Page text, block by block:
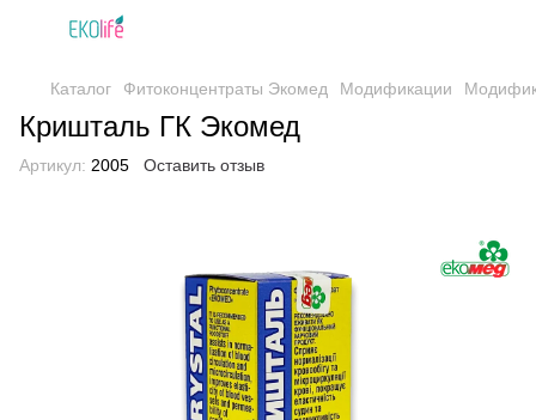
Каталог Фитоконцентраты Экомед Модификации
Кришталь ГК Экомед
Артикул: 2005 Оставить отзыв